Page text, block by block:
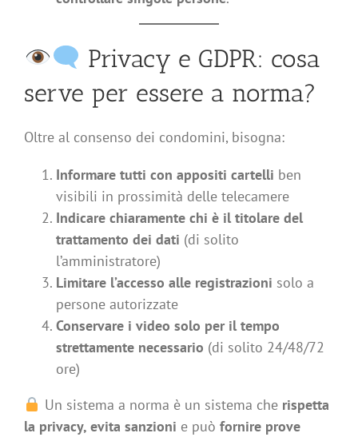
Privacy e GDPR: cosa
serve per essere a norma?
Oltre al consenso dei condomini, bisogna:
Informare tutti con appositi cartelli ben
visibili in prossimità delle telecamere
Indicare chiaramente chi è il titolare del
trattamento dei dati (di solito
l’amministratore)
Limitare l’accesso alle registrazioni solo a
persone autorizzate
Conservare i video solo per il tempo
strettamente necessario (di solito 24/48/72
ore)
Un sistema a norma è un sistema che rispetta
la privacy, evita sanzioni e può fornire prove